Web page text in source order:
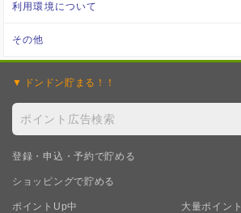
利用環境について
その他
ドンドン貯まる！！
登録・申込・予約で貯める
ショッピングで貯める
ポイントUp中 大量ポイント